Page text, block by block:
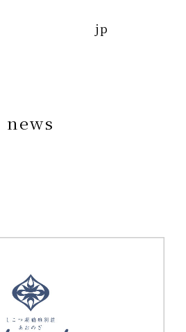
jp
news
お部屋
館内施設
トリートメント
アクセス